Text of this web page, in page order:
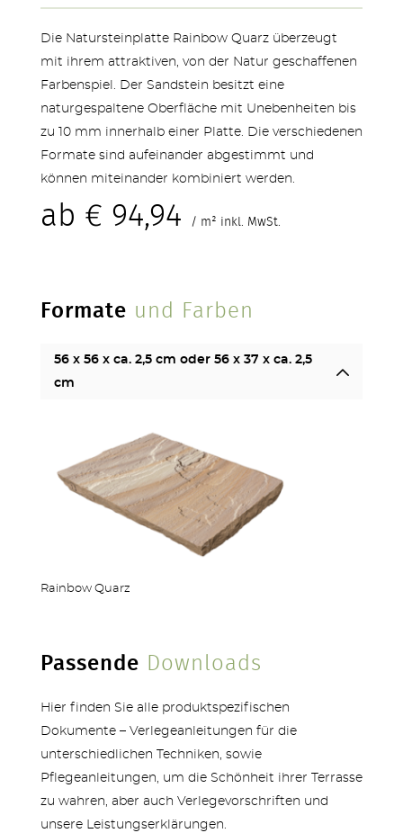
TERRASSEN
STUFEN & POOL
OUTDOOR KÜCHE
MEHR PRODUKTE
Die Natursteinplatte Rainbow Quarz überzeugt
mit ihrem attraktiven, von der Natur geschaffenen
Farbenspiel. Der Sandstein besitzt eine
naturgespaltene Oberfläche mit Unebenheiten bis
zu 10 mm innerhalb einer Platte. Die verschiedenen
Formate sind aufeinander abgestimmt und
können miteinander kombiniert werden.
ab € 94,94 / m² inkl. MwSt.
Formate und Farben
56 x 56 x ca. 2,5 cm oder 56 x 37 x ca. 2,5
cm
Rainbow Quarz
Passende Downloads
Hier finden Sie alle produktspezifischen
Dokumente – Verlegeanleitungen für die
unterschiedlichen Techniken, sowie
Pflegeanleitungen, um die Schönheit ihrer Terrasse
zu wahren, aber auch Verlegevorschriften und
unsere Leistungserklärungen.